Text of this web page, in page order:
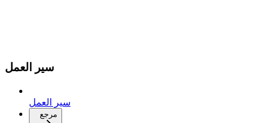
سير العمل
سير العمل
مرجع